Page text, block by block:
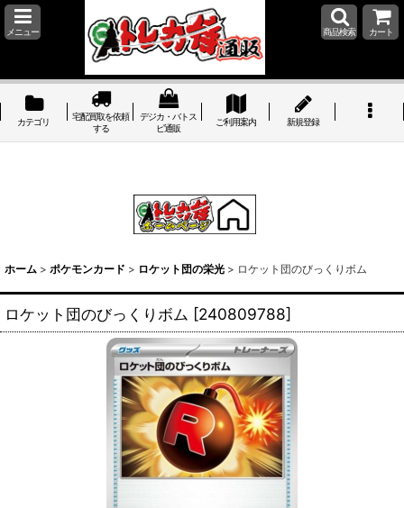
メニュー 商品検索 カート
カテゴリ
宅配買取を依頼
する
デジカ・バトス
ピ通販
ご利用案内 新規登録
ホーム > ポケモンカード > ロケット団の栄光 > ロケット団のびっくりボム
ロケット団のびっくりボム [240809788]